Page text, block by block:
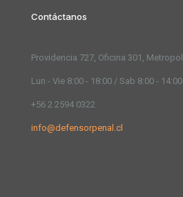
Contáctanos
Providencia 727, Oficina 301,
Lun - Vie 8:00 - 18:00 / Sab 8:00 - 14:00
+56 2 2594 0322
info@defensorpenal.cl